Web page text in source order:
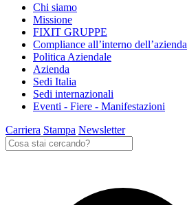
Chi siamo
Missione
FIXIT GRUPPE
Compliance all’interno dell’azienda
Politica Aziendale
Azienda
Sedi Italia
Sedi internazionali
Eventi - Fiere - Manifestazioni
Carriera Stampa Newsletter